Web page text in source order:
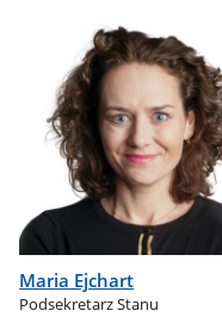
Maria Ejchart
Podsekretarz Stanu